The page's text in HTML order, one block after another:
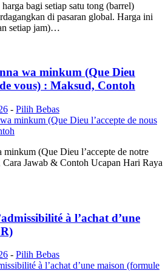
bagi setiap satu tong (barrel)
di pasaran global. Harga ini
setiap jam)…
wa minkum (Que Dieu
de vous) : Maksud, Contoh
- Pilih Bebas
(Que Dieu l’accepte de notre
Jawab & Contoh Ucapan Hari Raya
à l’achat d’une
- Pilih Bebas